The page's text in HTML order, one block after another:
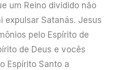
um Reino dividido não
expulsar Satanás. Jesus
pelo Espírito de
de Deus e vocês
Espírito Santo a